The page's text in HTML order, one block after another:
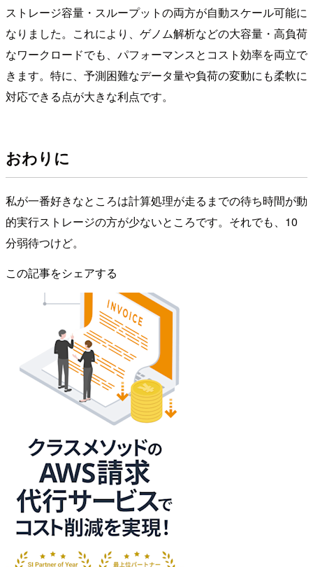
ストレージ容量・スループットの両方が自動スケール可能に
なりました。これにより、ゲノム解析などの大容量・高負荷
なワークロードでも、パフォーマンスとコスト効率を両立で
きます。特に、予測困難なデータ量や負荷の変動にも柔軟に
対応できる点が大きな利点です。
おわりに
私が一番好きなところは計算処理が走るまでの待ち時間が動
的実行ストレージの方が少ないところです。それでも、10
分弱待つけど。
この記事をシェアする